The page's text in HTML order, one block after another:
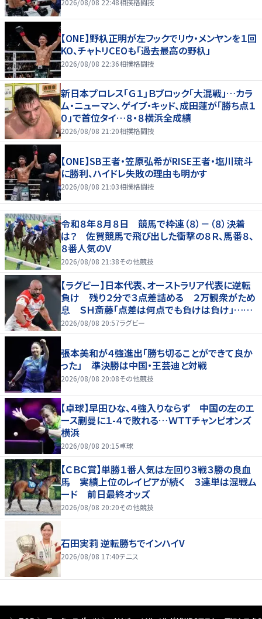
【ONE】野杁正明が左フックでリウ・メンヤンを１回
KO、チャトリCEOも「過去最高の野杁」
2026/08/08 22:36相撲格闘技
新日本プロレス「Ｇ１」Ｂブロック「大混戦」…カラ
ム・ニューマン、ゲイブ・キッド、成田蓮が「勝ち点１
０」で首位タイ…８・８横浜全成績
2026/08/08 21:20相撲格闘技
【ONE】SB王者・笠原弘希がRISE王者・塩川琉斗
に勝利、ハイドレ失敗の理由も明かす
2026/08/08 21:03相撲格闘技
令和８年８月８日 競馬で枠連（８）－（８）決着
は？ 佐賀競馬で飛び出した衝撃の８Ｒ、馬番８、
８番人気のＶ
2026/08/08 21:38その他競技
【ラグビー】日本代表、オーストラリア代表に逆転
負け 残り２分で３点差詰める ２万観衆がため
息 ＳＨ斎藤「点差は何点でも負けは負け」…前
半にＳＯ伊藤龍が先制トライ、３２ー３５で惜敗
2026/08/08 20:57ラグビー
張本美和が４強進出「勝ち切ることができて良か
った」 準決勝は中国・王芸迪と対戦
2026/08/08 20:08その他競技
【卓球】早田ひな、４強入りならず 中国の左のエ
ース蒯曼に１-４で敗れる…ＷＴＴチャンピオンズ
横浜
2026/08/08 20:15卓球
【ＣＢＣ賞】単勝１番人気は左回り３戦３勝の良血
馬 実績上位のレイピアが続く ３連単は混戦ム
ード 前日最終オッズ
2026/08/08 20:20その他競技
石田実莉 逆転勝ちでインハイV
2026/08/08 17:40テニス